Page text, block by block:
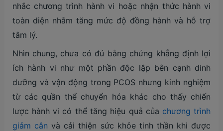
nhắc chương trình hành vi hoặc nhận thức hành vi
toàn diện nhằm tăng mức độ đồng hành và hỗ trợ
tâm lý.
Nhìn chung, chưa có đủ bằng chứng khẳng định lợi
ích hành vi như một phần độc lập bên cạnh dinh
dưỡng và vận động trong PCOS nhưng kinh nghiệm
từ các quần thể chuyển hóa khác cho thấy chiến
lược hành vi có thể tăng hiệu quả của chương trình
giảm cân và cải thiện sức khỏe tinh thần khi được